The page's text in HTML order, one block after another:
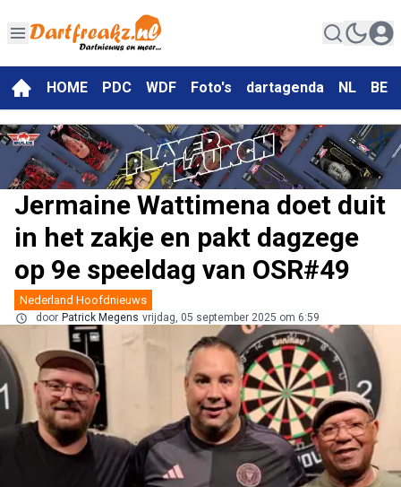
HOME PDC WDF Foto's dartagenda NL BE
Jermaine Wattimena doet duit
in het zakje en pakt dagzege
op 9e speeldag van OSR#49
Nederland Hoofdnieuws
door Patrick Megens vrijdag, 05 september 2025 om 6:59